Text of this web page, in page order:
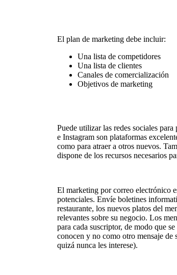
El plan de marketing debe incluir:
Una lista de competidores
Una lista de clientes
Canales de comercialización
Objetivos de marketing
Puede utilizar las redes sociales
e Instagram son plataformas
como para atraer a otros nuevos.
dispone de los recursos necesarios
El marketing por correo electrónico
potenciales. Envíe boletines
restaurante, los nuevos platos del
relevantes sobre su negocio. Los
para cada suscriptor, de modo que
conocen y no como otro mensaje de
quizá nunca les interese).